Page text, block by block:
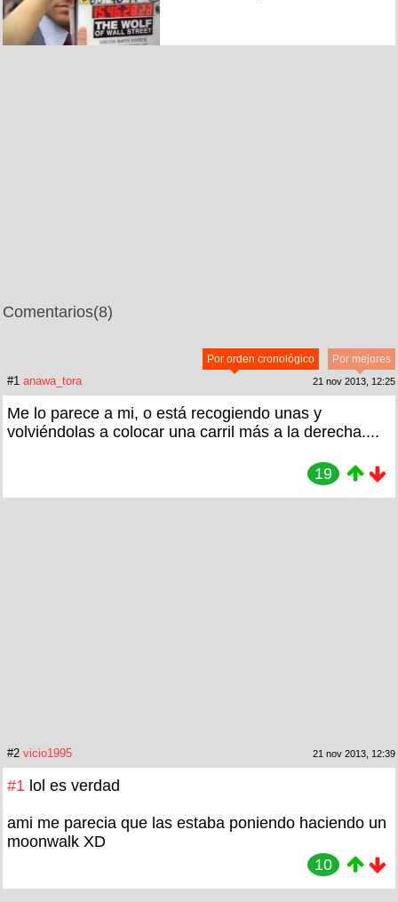
Comentarios(8)
Por mejores
Por orden cronológico
#1 anawa_tora 21 nov 2013, 12:25
Me lo parece a mi, o está recogiendo unas y
volviéndolas a colocar una carril más a la derecha....
19
#2 vicio1995 21 nov 2013, 12:39
#1 lol es verdad
ami me parecia que las estaba poniendo haciendo un
moonwalk XD
10